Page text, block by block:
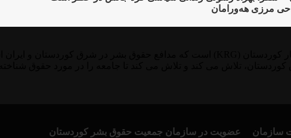
مرزی هەورامان
سازمان عضویت در سازمان جمعیت حقوق بشر کوردستان